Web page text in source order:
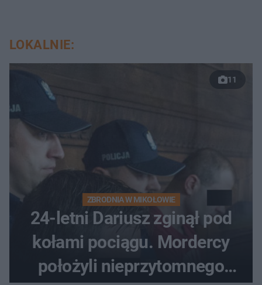
LOKALNIE:
11
ZBRODNIA W MIKOŁOWIE
24-letni Dariusz zginął pod
kołami pociągu. Mordercy
położyli nieprzytomnego